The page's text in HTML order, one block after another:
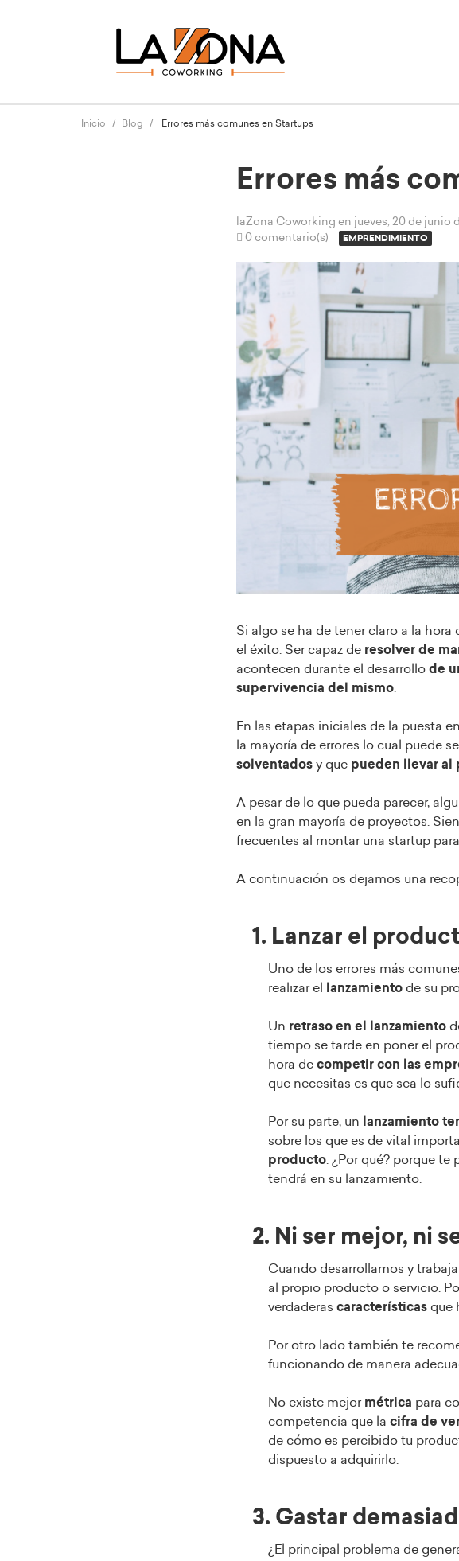
Inicio Blog Errores más comunes en Startups
Errores más
laZona Coworking en jueves, 20 de junio
0 comentario(s)
EMPRENDIMIENTO
Si algo se ha de tener claro a la hora
el éxito. Ser capaz de resolver de
acontecen durante el desarrollo de
supervivencia del mismo
En las etapas iniciales de la puesta
la mayoría de errores lo cual puede
solventados y que pueden llevar al
A pesar de lo que pueda parecer,
en la gran mayoría de proyectos.
frecuentes al montar una startup
A continuación os dejamos una
1. Lanzar el
Uno de los errores más
realizar el
lanzamiento de su
Un retraso en el lanzamiento
tiempo se tarde en poner el
hora de competir con las
que necesitas es que sea lo
Por su parte, un lanzamiento
sobre los que es de vital
producto . ¿Por qué? porque
tendrá en su lanzamiento.
2. Ni ser mejor, ni
Cuando desarrollamos y
al propio producto o servicio.
verdaderas características que
Por otro lado también te
funcionando de manera
No existe mejor métrica para
competencia que la cifra de
de cómo es percibido tu
dispuesto a adquirirlo.
3. Gastar
¿El principal problema de